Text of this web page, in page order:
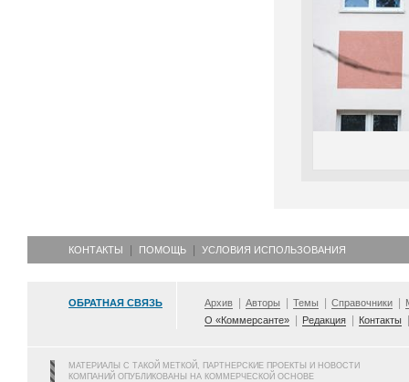
КОНТАКТЫ ПОМОЩЬ УСЛОВИЯ ИСПОЛЬЗОВАНИЯ
ОБРАТНАЯ СВЯЗЬ Архив Авторы Темы Справочники
О «Коммерсанте»
Редакция Контакты
МАТЕРИАЛЫ С ТАКОЙ МЕТКОЙ, ПАРТНЕРСКИЕ ПРОЕКТЫ И НОВОСТИ
КОМПАНИЙ ОПУБЛИКОВАНЫ НА КОММЕРЧЕСКОЙ ОСНОВЕ